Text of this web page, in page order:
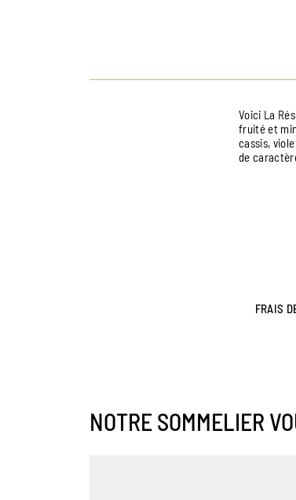
Voici La
fruité et
cassis,
de
FRAIS
NOTRE SOMMELIER